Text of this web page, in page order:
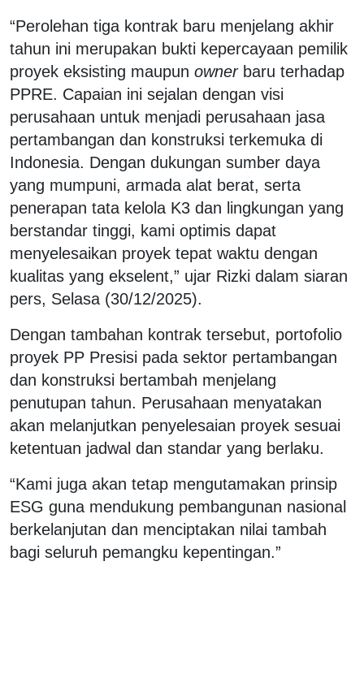
“Perolehan tiga kontrak baru menjelang akhir
tahun ini merupakan bukti kepercayaan pemilik
proyek eksisting maupun ownerbaru terhadap
PPRE. Capaian ini sejalan dengan visi
perusahaan untuk menjadi perusahaan jasa
pertambangan dan konstruksi terkemuka di
Indonesia. Dengan dukungan sumber daya
yang mumpuni, armada alat berat, serta
penerapan tata kelola K3 dan lingkungan yang
berstandar tinggi, kami optimis dapat
menyelesaikan proyek tepat waktu dengan
kualitas yang ekselent,” ujar Rizki dalam siaran
pers, Selasa (30/12/2025).
Dengan tambahan kontrak tersebut, portofolio
proyek PP Presisi pada sektor pertambangan
dan konstruksi bertambah menjelang
penutupan tahun. Perusahaan menyatakan
akan melanjutkan penyelesaian proyek sesuai
ketentuan jadwal dan standar yang berlaku.
“Kami juga akan tetap mengutamakan prinsip
ESG guna mendukung pembangunan nasional
berkelanjutan dan menciptakan nilai tambah
bagi seluruh pemangku kepentingan.”